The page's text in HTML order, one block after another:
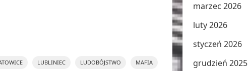
LUBLINIEC LUDOBÓJSTWO MAFIA
marzec 2026
luty 2026
styczeń 2026
grudzień 2025